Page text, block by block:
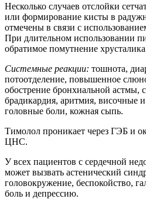
Несколько случаев отслойки
или формирование кисты в
отмечены в связи с
При длительном использовании
обратимое помутнение
Системные реакции: тошнота,
потоотделение, повышенное
обострение бронхиальной астмы,
брадикардия, аритмия, височные
головные боли, кожная сыпь.
Тимолол проникает через ГЭБ и
ЦНС.
У всех пациентов с сердечной
может вызвать астенический
головокружение, беспокойство,
боль и депрессию.